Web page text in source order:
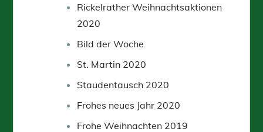
Rickelrather Weihnachtsaktionen
2020
Bild der Woche
St. Martin 2020
Staudentausch 2020
Frohes neues Jahr 2020
Frohe Weihnachten 2019